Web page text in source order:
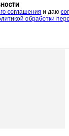
соглашения и даю
обработки